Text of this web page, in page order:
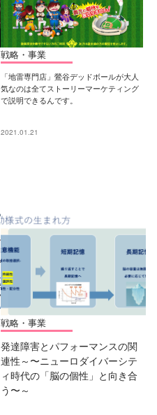
戦略・事業
「地雷専門店」鶯谷デッドボールが大人
気なのは全てストーリーマーケティング
で説明できるんです。
2021.01.21
戦略・事業
発達障害とパフォーマンスの関
連性～〜ニューロダイバーシテ
ィ時代の「脳の個性」と向き合
う〜～